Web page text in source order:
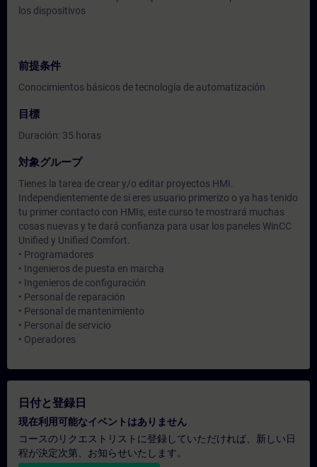
los dispositivos
前提条件
Conocimientos básicos de tecnología de automatización
目標
Duración: 35 horas
対象グループ
Tienes la tarea de crear y/o editar proyectos HMI.
Independientemente de si eres usuario primerizo o ya has tenido
tu primer contacto con HMIs, este curso te mostrará muchas
cosas nuevas y te dará confianza para usar los paneles WinCC
Unified y Unified Comfort.
• Programadores
• Ingenieros de puesta en marcha
• Ingenieros de configuración
• Personal de reparación
• Personal de mantenimiento
• Personal de servicio
• Operadores
日付と登録日
現在利用可能なイベントはありません
コースのリクエストリストに登録していただければ、新しい日
程が決定次第、お知らせいたします。